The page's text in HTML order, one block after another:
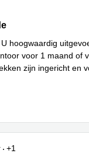
hoogwaardig
voor 1 maand of
zijn ingericht en
+1